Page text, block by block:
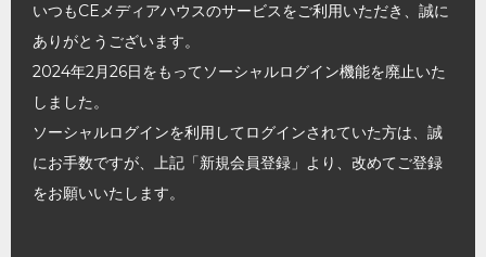
いつもCEメディアハウスのサービスをご利用いただき、誠に
ありがとうございます。
2024年2月26日をもってソーシャルログイン機能を廃止いた
しました。
ソーシャルログインを利用してログインされていた方は、誠
にお手数ですが、上記「新規会員登録」より、改めてご登録
をお願いいたします。